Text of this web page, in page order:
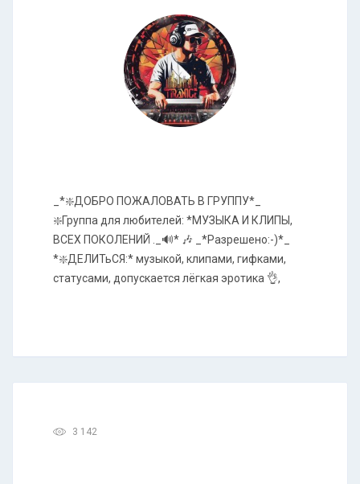
_*❇️ДОБРО ПОЖАЛОВАТЬ В ГРУППУ*_
❇️Группа для любителей: *МУЗЫКА И КЛИПЫ,
ВСЕХ ПОКОЛЕНИЙ ._🔊* 🎶 _*Разрешено:-)*_
*❇️ДЕЛИТьСЯ:* музыкой, клипами, гифками,
статусами, допускается лёгкая эротика 👌,
3 142